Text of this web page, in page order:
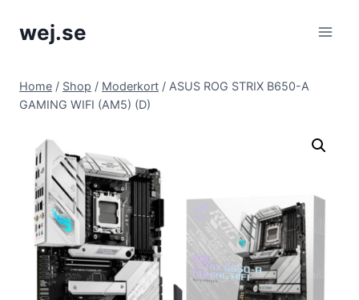
wej.se
Home / Shop / Moderkort / ASUS ROG STRIX B650-A
GAMING WIFI (AM5) (D)